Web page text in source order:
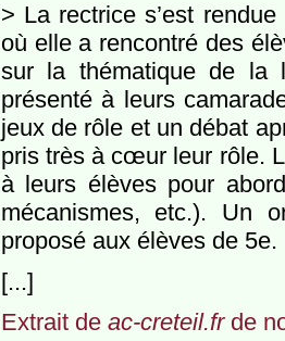
> La rectrice s’est
où elle a rencontré des
sur la thématique de la
présenté à leurs
jeux de rôle et un débat
pris très à cœur leur rôle.
à leurs élèves pour
mécanismes, etc.). Un
proposé aux élèves de 5e.
[...]
Extrait de ac-creteil.frde